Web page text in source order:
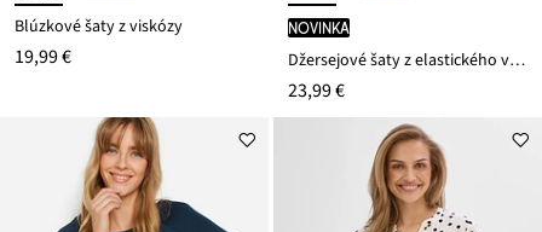
Blúzkové šaty z viskózy
19,99 €
novinka
Džersejové šaty z elastického viskózového mixu
23,99 €